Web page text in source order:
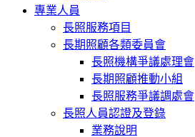
專業人員
長照服務項目
長期照顧各類委員會
長照機構爭議處理會
長期照顧推動小組
長照服務爭議調處會
長照人員認證及登錄
業務說明